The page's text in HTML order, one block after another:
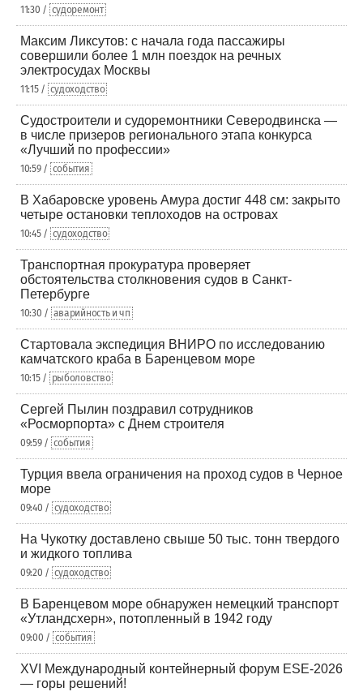
11:30 / судоремонт
Максим Ликсутов: с начала года пассажиры
совершили более 1 млн поездок на речных
электросудах Москвы
11:15 / судоходство
Судостроители и судоремонтники Северодвинска —
в числе призеров регионального этапа конкурса
«Лучший по профессии»
10:59 / события
В Хабаровске уровень Амура достиг 448 см: закрыто
четыре остановки теплоходов на островах
10:45 / судоходство
Транспортная прокуратура проверяет
обстоятельства столкновения судов в Санкт-
Петербурге
10:30 / аварийность и чп
Стартовала экспедиция ВНИРО по исследованию
камчатского краба в Баренцевом море
10:15 / рыболовство
Сергей Пылин поздравил сотрудников
«Росморпорта» с Днем строителя
09:59 / события
Турция ввела ограничения на проход судов в Черное
море
09:40 / судоходство
На Чукотку доставлено свыше 50 тыс. тонн твердого
и жидкого топлива
09:20 / судоходство
В Баренцевом море обнаружен немецкий транспорт
«Утландсхерн», потопленный в 1942 году
09:00 / события
XVI Международный контейнерный форум ESE-2026
— горы решений!